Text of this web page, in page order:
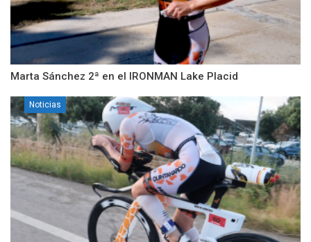
Marta Sánchez 2ª en el IRONMAN Lake Placid
Noticias